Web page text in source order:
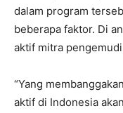
dalam program
beberapa faktor. Di
aktif mitra
“Yang
aktif di Indonesia